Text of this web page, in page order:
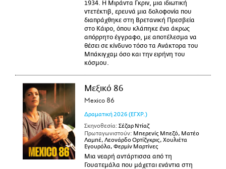
1934. Η Μιράντα Γκριν, μια ιδιωτική
ντετέκτιβ, ερευνά μια δολοφονία που
διαπράχθηκε στη Βρετανική Πρεσβεία
στο Κάιρο, όπου κλάπηκε ένα άκρως
απόρρητο έγγραφο, με αποτέλεσμα να
θέσει σε κίνδυνο τόσο τα Ανάκτορα του
Μπάκιγχαμ όσο και την ειρήνη του
κόσμου.
Μεξικό 86
Mexico 86
Δραματική 2026 (ΕΓΧΡ.)
Σκηνοθεσία: Σέζαρ Ντίαζ
Πρωταγωνιστούν: Μπερενίς Μπεζό, Ματέο
Λαμπέ, Λεονάρδο Ορτίζγκρις, Χουλιέτα
Εγουρόλα, Φερμίν Μαρτίνες
Μια νεαρή αντάρτισσα από τη
Γουατεμάλα που μάχεται ενάντια στη